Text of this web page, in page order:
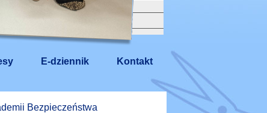
E-dziennik Kontakt
Bezpieczeństwa